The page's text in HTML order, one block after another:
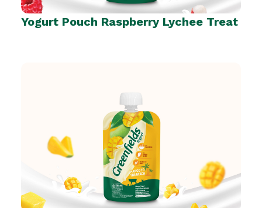
Yogurt Pouch Raspberry Lychee Treat